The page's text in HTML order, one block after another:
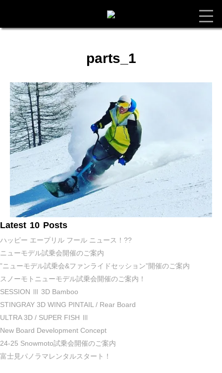
parts_1
Latest 10 Posts
ハッピー エープリル フール ニュース！??
ニューモデル試乗会開催のご案内
”ニューモデル試乗会&ファンライドセッション”開催のご案内
スノーモトニューモデル試乗会開催のご案内！
SESSION Ⅲ 3D Bamboo
STINGRAY 3D WING PINTAIL / Rear Board
ULTRA 3D / SUPER FISH Ⅲ
New Board Development Concept
24-25 Snowmoto試乗会開催のご案内
富士見パノラマレンタルスタート！